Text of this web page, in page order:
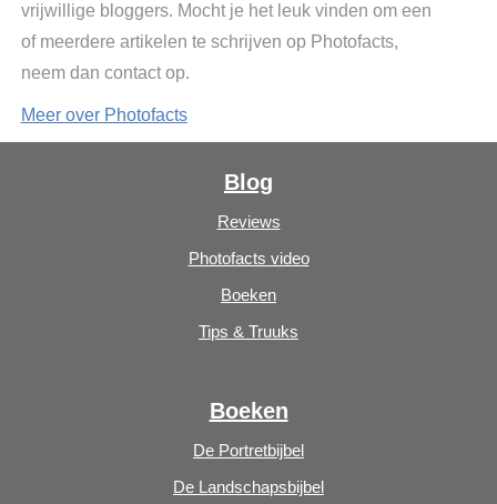
vrijwillige bloggers. Mocht je het leuk vinden om een
of meerdere artikelen te schrijven op Photofacts,
neem dan contact op.
Meer over Photofacts
Blog
Reviews
Photofacts video
Boeken
Tips & Truuks
Boeken
De Portretbijbel
De Landschapsbijbel